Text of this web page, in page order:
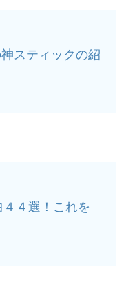
スティックの紹
４選！これを